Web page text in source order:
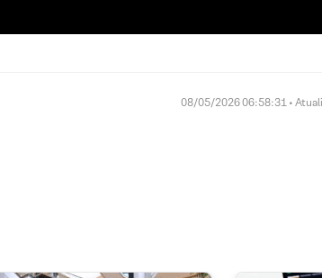
08/05/2026 06:58:31 •